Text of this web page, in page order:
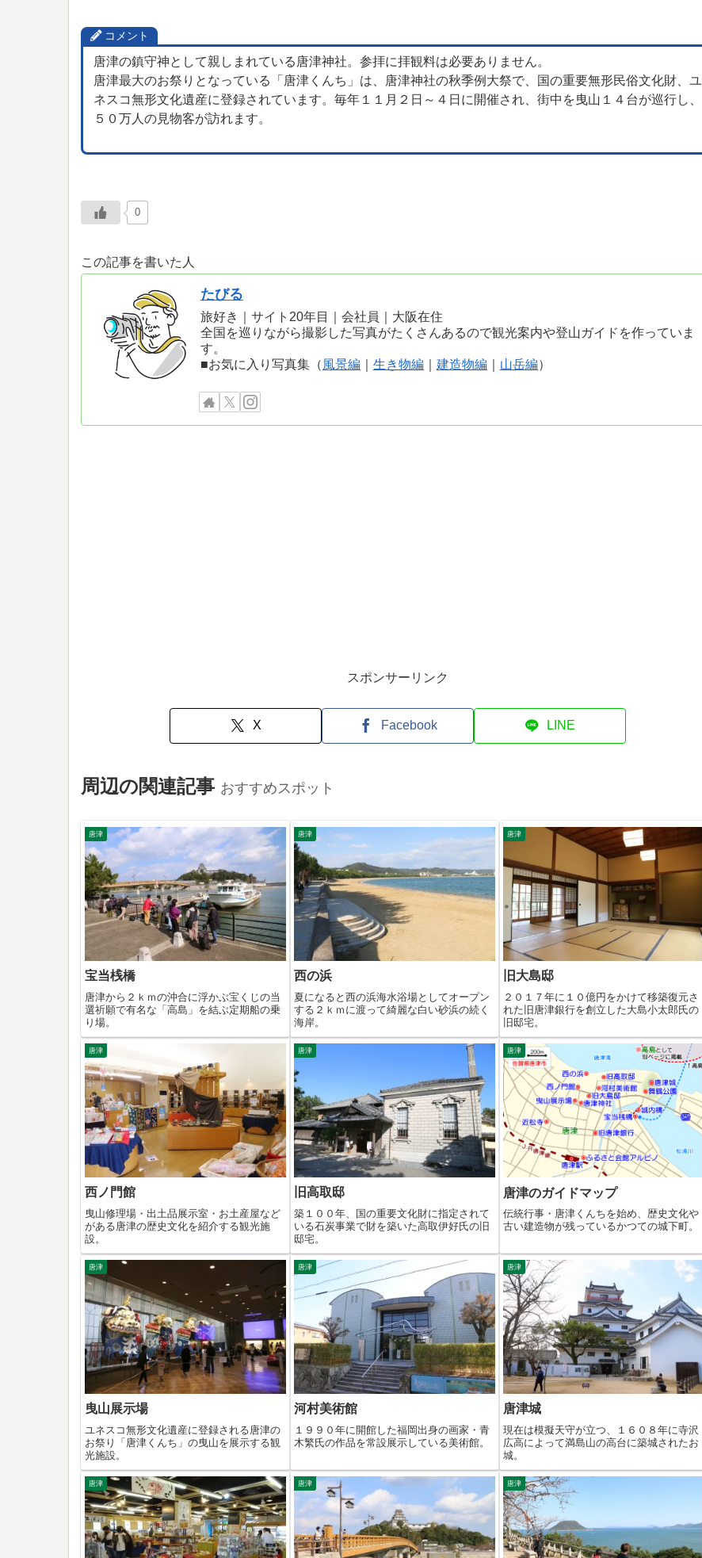
コメント
唐津の鎮守神として親しまれている唐津神社。参拝に拝観料は必要ありません。
唐津最大のお祭りとなっている「唐津くんち」は、唐津神社の秋季例大祭で、国の重要無形民俗文化財、ユ
ネスコ無形文化遺産に登録されています。毎年１１月２日～４日に開催され、街中を曳山１４台が巡行し、
５０万人の見物客が訪れます。
0
この記事を書いた人
たびる
旅好き｜サイト20年目｜会社員｜大阪在住
全国を巡りながら撮影した写真がたくさんあるので観光案内や登山ガイドを作っていま
す。
■お気に入り写真集（ 風景編｜ 生き物編｜ 建造物編｜ 山岳編）
スポンサーリンク
X Facebook LINE
周辺の関連記事 おすすめスポット
唐津
宝当桟橋
唐津から２ｋｍの沖合に浮かぶ宝くじの当
選祈願で有名な「高島」を結ぶ定期船の乗
り場。
唐津
西の浜
夏になると西の浜海水浴場としてオープン
する２ｋｍに渡って綺麗な白い砂浜の続く
海岸。
唐津
旧大島邸
２０１７年に１０億円をかけて移築復元さ
れた旧唐津銀行を創立した大島小太郎氏の
旧邸宅。
唐津
西ノ門館
曳山修理場・出土品展示室・お土産屋など
がある唐津の歴史文化を紹介する観光施
設。
唐津
旧高取邸
築１００年、国の重要文化財に指定されて
いる石炭事業で財を築いた高取伊好氏の旧
邸宅。
唐津
唐津のガイドマップ
伝統行事・唐津くんちを始め、歴史文化や
古い建造物が残っているかつての城下町。
唐津
曳山展示場
ユネスコ無形文化遺産に登録される唐津の
お祭り「唐津くんち」の曳山を展示する観
光施設。
唐津
河村美術館
１９９０年に開館した福岡出身の画家・青
木繁氏の作品を常設展示している美術館。
唐津
唐津城
現在は模擬天守が立つ、１６０８年に寺沢
広高によって満島山の高台に築城されたお
城。
唐津 唐津 唐津